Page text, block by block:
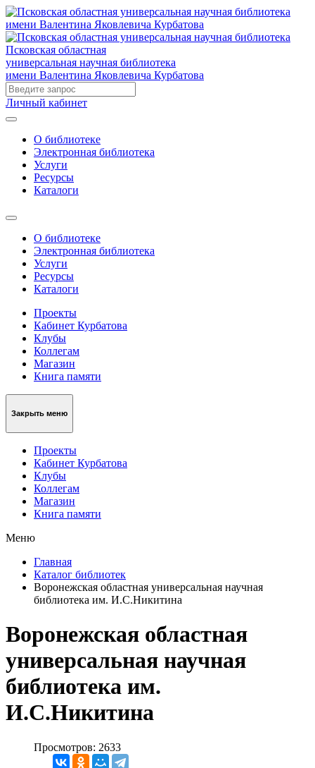
Псковская областная
универсальная научная библиотека
имени Валентина Яковлевича Курбатова
Личный кабинет
О библиотеке
Электронная библиотека
Услуги
Ресурсы
Каталоги
О библиотеке
Электронная библиотека
Услуги
Ресурсы
Каталоги
Проекты
Кабинет Курбатова
Клубы
Коллегам
Магазин
Книга памяти
Закрыть меню
Проекты
Кабинет Курбатова
Клубы
Коллегам
Магазин
Книга памяти
Меню
Главная
Каталог библиотек
Воронежская областная универсальная научная
библиотека им. И.С.Никитина
Воронежская областная
универсальная научная
библиотека им.
И.С.Никитина
Просмотров: 2633